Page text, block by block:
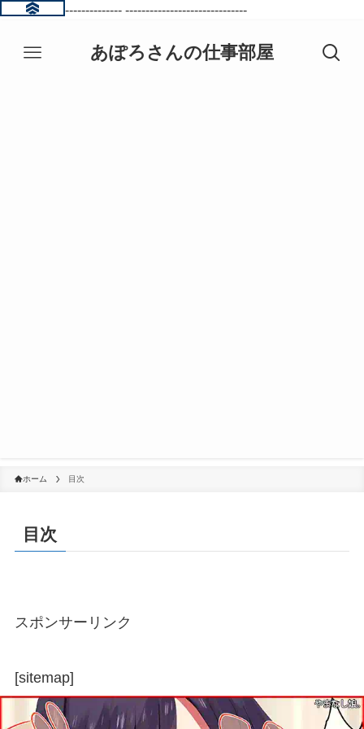
------------------------------ ------------------------------
あぽろさんの仕事部屋
ホーム 目次
目次
スポンサーリンク
[sitemap]